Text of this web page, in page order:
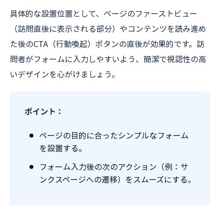
具体的な設置位置として、ページのファーストビュー
（訪問直後に表示される部分）やコンテンツを読み進め
た後のCTA（行動喚起）ボタンの直後が効果的です。訪
問者がフォームに入力しやすいよう、簡潔で視認性の高
いデザインを心がけましょう。
ポイント：
ページの目的に合ったシンプルなフォーム
を設置する。
フォーム入力後の次のアクション（例：サ
ンクスページへの遷移）をスムーズにする。